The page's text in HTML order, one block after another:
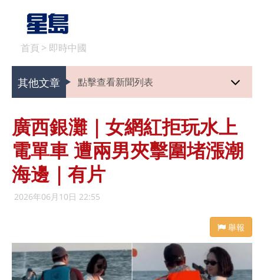
首頁 > 即時中國
其他文章 點擊查看新聞列表
廣西銀灘｜女網紅拒玩水上
電單車 遭兩男夾擊圍堵漲潮
海邊｜有片
2026年06月10日 22:55
舉報